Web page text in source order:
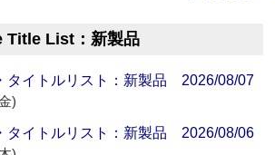
Title List：新製品
タイトルリスト：新製品 2026/08/07
)
タイトルリスト：新製品 2026/08/06